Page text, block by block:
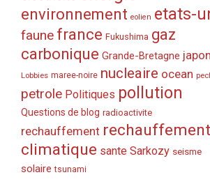
environnement eolien etats-
faune france Fukushima gaz
carbonique Grande-Bretagne japon
Lobbies maree-noire nucleaire ocean
petrole Politiques pollution
Questions de blog radioactivite
rechauffement
climatique sante Sarkozy seisme
solaire tsunami